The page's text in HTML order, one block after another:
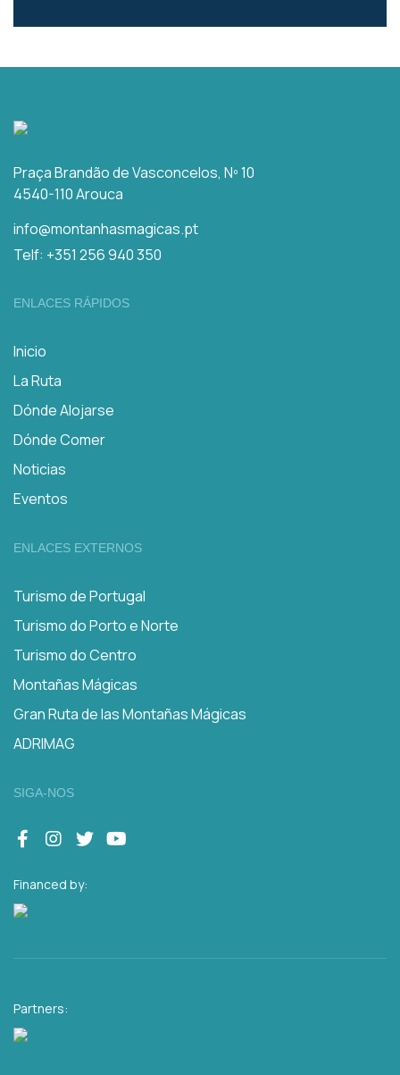
Praça Brandão de Vasconcelos, Nº 10
4540-110 Arouca
info@montanhasmagicas.pt
Telf: +351 256 940 350
ENLACES RÁPIDOS
Inicio
La Ruta
Dónde Alojarse
Dónde Comer
Noticias
Eventos
ENLACES EXTERNOS
Turismo de Portugal
Turismo do Porto e Norte
Turismo do Centro
Montañas Mágicas
Gran Ruta de las Montañas Mágicas
ADRIMAG
SIGA-NOS
Financed by:
Partners: